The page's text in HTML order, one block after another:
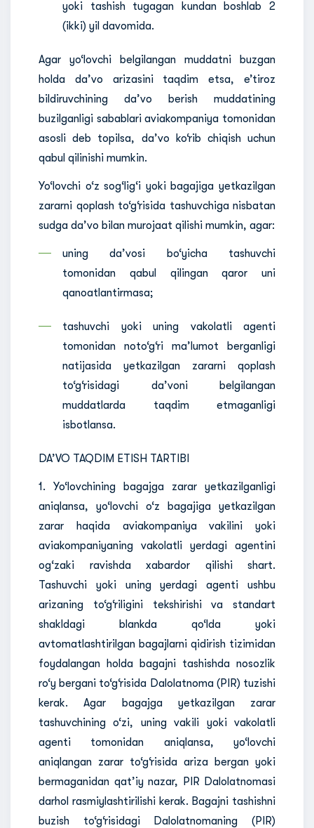
yoki tashish tugagan kundan boshlab 2
(ikki) yil davomida.
Agar yo‘lovchi belgilangan muddatni buzgan
holda da’vo arizasini taqdim etsa, e’tiroz
bildiruvchining da’vo berish muddatining
buzilganligi sabablari aviakompaniya tomonidan
asosli deb topilsa, da’vo ko‘rib chiqish uchun
qabul qilinishi mumkin.
Yo‘lovchi o‘z sog‘lig‘i yoki bagajiga yetkazilgan
zararni qoplash to‘g‘risida tashuvchiga nisbatan
sudga da’vo bilan murojaat qilishi mumkin, agar:
uning da’vosi bo‘yicha tashuvchi
tomonidan qabul qilingan qaror uni
qanoatlantirmasa;
tashuvchi yoki uning vakolatli agenti
tomonidan noto‘g‘ri ma’lumot berganligi
natijasida yetkazilgan zararni qoplash
to‘g‘risidagi da’voni belgilangan
muddatlarda taqdim etmaganligi
isbotlansa.
DA’VO TAQDIM ETISH TARTIBI
1. Yo‘lovchining bagajga zarar yetkazilganligi
aniqlansa, yo‘lovchi o‘z bagajiga yetkazilgan
zarar haqida aviakompaniya vakilini yoki
aviakompaniyaning vakolatli yerdagi agentini
og‘zaki ravishda xabardor qilishi shart.
Tashuvchi yoki uning yerdagi agenti ushbu
arizaning to‘g‘riligini tekshirishi va standart
shakldagi blankda qo‘lda yoki
avtomatlashtirilgan bagajlarni qidirish tizimidan
foydalangan holda bagajni tashishda nosozlik
ro‘y bergani to‘g‘risida Dalolatnoma (PIR) tuzishi
kerak. Agar bagajga yetkazilgan zarar
tashuvchining o‘zi, uning vakili yoki vakolatli
agenti tomonidan aniqlansa, yo‘lovchi
aniqlangan zarar to‘g‘risida ariza bergan yoki
bermaganidan qat’iy nazar, PIR Dalolatnomasi
darhol rasmiylashtirilishi kerak. Bagajni tashishni
buzish to‘g‘risidagi Dalolatnomaning (PIR)